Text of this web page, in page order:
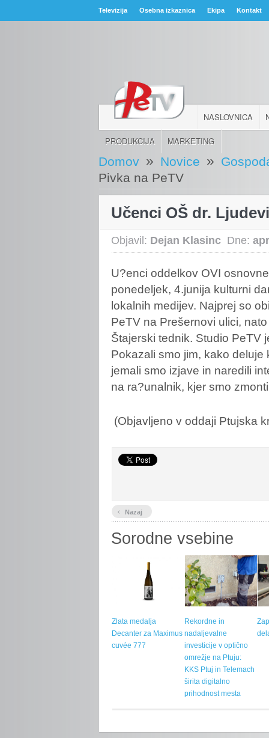
Televizija Osebna izkaznica Ekipa Kontakt
NASLOVNICA
PRODUKCIJA MARKETING
Domov » Novice »
Pivka na PeTV
Učenci OŠ dr.
Objavil: Dejan Klasinc Dne:
U?encioddelkov OVI
ponedeljek, 4.junija kulturni
lokalnih medijev. Najprej so
PeTV na Prešernovi ulici,
Štajerski tednik. Studio PeTV
Pokazali smo jim, kako
jemali smo izjave in naredili
na ra?unalnik, kjer smo
(Objavljeno v oddaji Ptujska
‹ Nazaj
Sorodne vsebine
Zlata medalja
Decanter za Maximus
cuvée 777
Rekordne in
nadaljevalne
investicije v optično
omrežje na Ptuju:
KKS Ptuj in Telemach
širita digitalno
prihodnost mesta